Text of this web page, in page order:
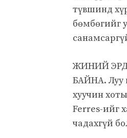
түвшинд
бөмбөгийг
ЖИНИЙ
БАЙНА. Луу
хуучин
Ferres-ийг
чадахгүй